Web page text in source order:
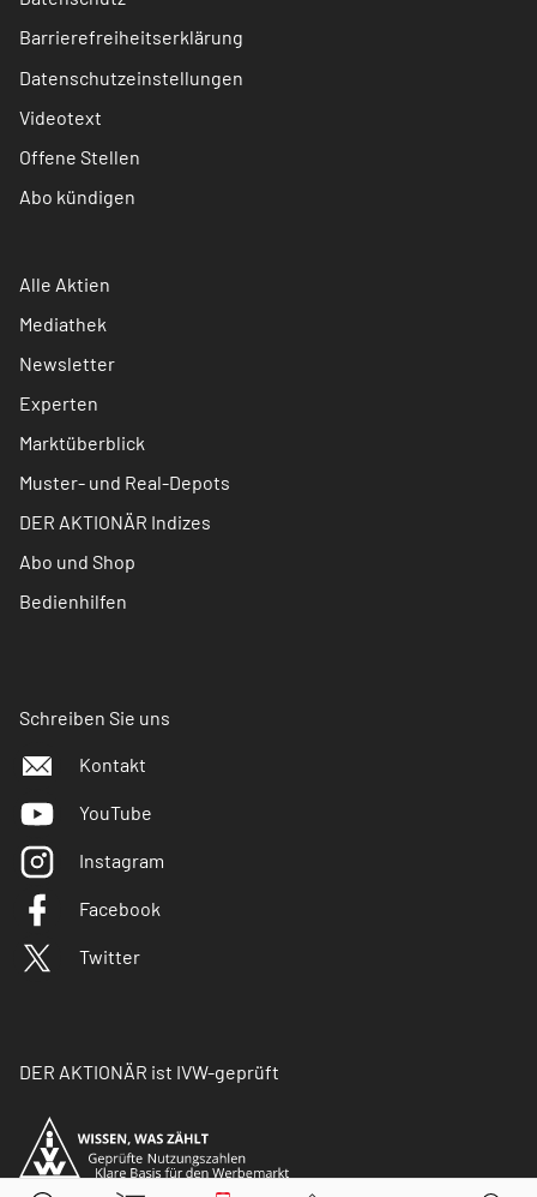
Barrierefreiheitserklärung
Datenschutzeinstellungen
Videotext
Offene Stellen
Abo kündigen
Alle Aktien
Mediathek
Newsletter
Experten
Marktüberblick
Muster- und Real-Depots
DER AKTIONÄR Indizes
Abo und Shop
Bedienhilfen
Schreiben Sie uns
Kontakt
YouTube
Instagram
Facebook
Twitter
DER AKTIONÄR ist IVW-geprüft